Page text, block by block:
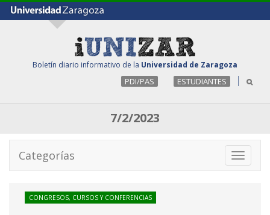
Boletín diario informativo de la Universidad de Zaragoza
PDI/PAS ESTUDIANTES
7/2/2023
Toggle
Categorías
CONGRESOS, CURSOS Y CONFERENCIAS